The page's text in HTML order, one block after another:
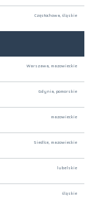
Częstochowa, śląskie
Warszawa, mazowieckie
Gdynia, pomorskie
mazowieckie
Siedlce, mazowieckie
lubelskie
śląskie